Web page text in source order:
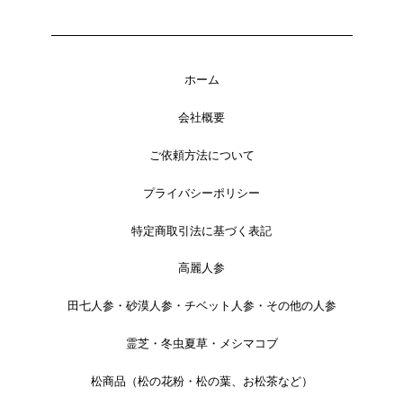
ホーム
会社概要
ご依頼方法について
プライバシーポリシー
特定商取引法に基づく表記
高麗人参
田七人参・砂漠人参・チベット人参・その他の人参
霊芝・冬虫夏草・メシマコブ
松商品（松の花粉・松の葉、お松茶など）